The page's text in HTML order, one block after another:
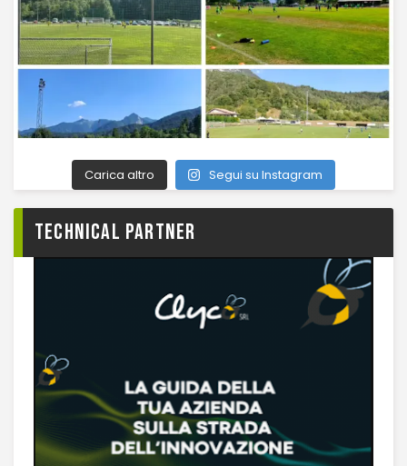
Carica altro Segui su Instagram
TECHNICAL PARTNER